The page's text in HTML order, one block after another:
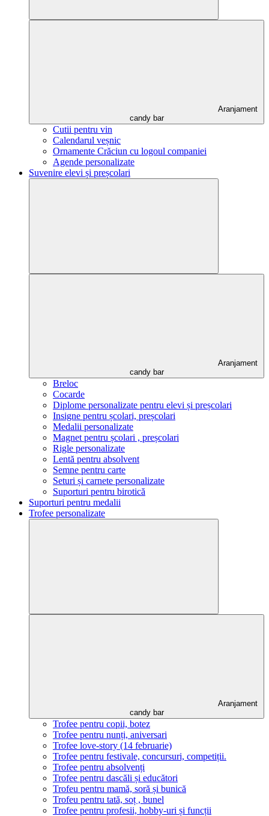
Aranjament
candy bar
Cutii pentru vin
Calendarul veșnic
Ornamente Crăciun cu logoul companiei
Agende personalizate
Suvenire elevi și preșcolari
Aranjament
candy bar
Breloc
Cocarde
Diplome personalizate pentru elevi și preșcolari
Insigne pentru școlari, preșcolari
Medalii personalizate
Magnet pentru școlari , preșcolari
Rigle personalizate
Lentă pentru absolvent
Semne pentru carte
Seturi și carnete personalizate
Suporturi pentru birotică
Suporturi pentru medalii
Trofee personalizate
Aranjament
candy bar
Trofee pentru copii, botez
Trofee pentru nunți, aniversari
Trofee love-story (14 februarie)
Trofee pentru festivale, concursuri, competiții.
Trofee pentru absolvenți
Trofee pentru dascăli și educători
Trofeu pentru mamă, soră și bunică
Trofeu pentru tată, soț , bunel
Trofee pentru profesii, hobby-uri și funcții